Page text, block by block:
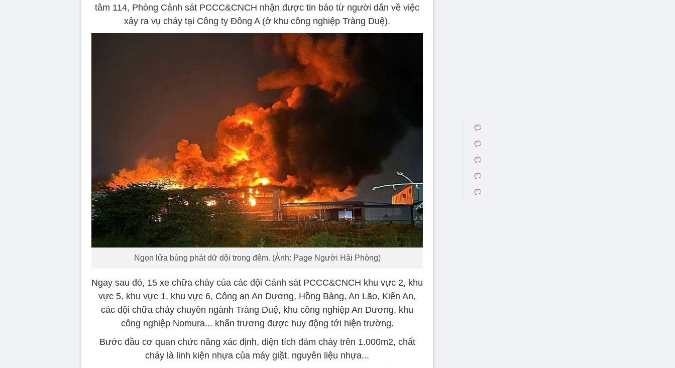
tâm 114, Phòng Cảnh sát PCCC&CNCH nhận được tin báo từ người dân về việc
xảy ra vụ cháy tại Công ty Đông A (ở khu công nghiệp Tràng Duệ).
Ngọn lửa bùng phát dữ dội trong đêm. (Ảnh: Page Người Hải Phòng)
Ngay sau đó, 15 xe chữa cháy của các đội Cảnh sát PCCC&CNCH khu vực 2, khu
vực 5, khu vực 1, khu vực 6, Công an An Dương, Hồng Bàng, An Lão, Kiến An,
các đội chữa cháy chuyên ngành Tràng Duệ, khu công nghiệp An Dương, khu
công nghiệp Nomura... khẩn trương được huy động tới hiện trường.
Bước đầu cơ quan chức năng xác định, diện tích đám cháy trên 1.000m2, chất
cháy là linh kiện nhựa của máy giặt, nguyên liệu nhựa...